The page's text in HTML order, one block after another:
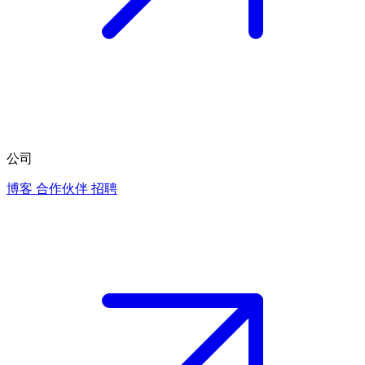
公司
博客 合作伙伴 招聘